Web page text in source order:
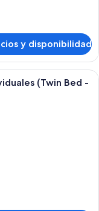
y disponibilidad
de hotel con dos camas,
(Twin Bed -